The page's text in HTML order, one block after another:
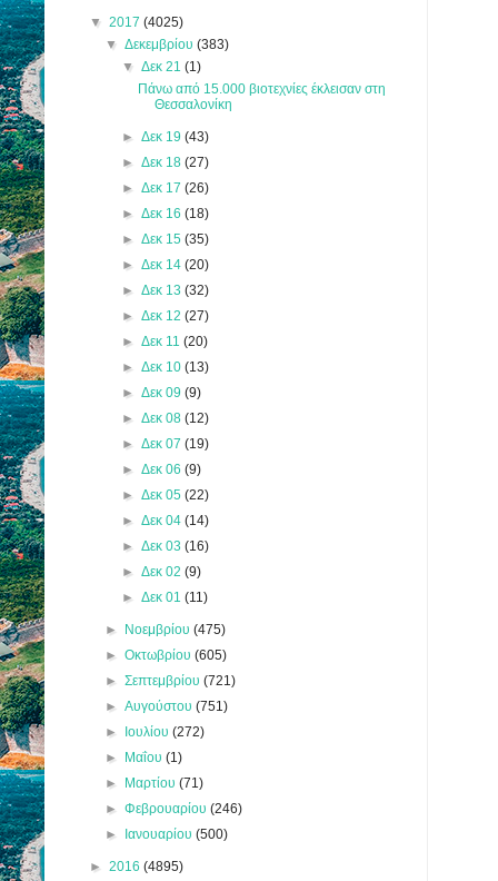
▼ 2017 (4025)
▼Δεκεμβρίου(383)
▼ Δεκ 21 (1)
Πάνω από 15.000 βιοτεχνίες έκλεισαν στη
Θεσσαλονίκη
► Δεκ 19 (43)
► Δεκ 18 (27)
► Δεκ 17 (26)
► Δεκ 16 (18)
► Δεκ 15 (35)
► Δεκ 14 (20)
► Δεκ 13 (32)
► Δεκ 12 (27)
► Δεκ 11 (20)
► Δεκ 10 (13)
► Δεκ 09 (9)
► Δεκ 08 (12)
► Δεκ 07 (19)
► Δεκ 06 (9)
► Δεκ 05 (22)
► Δεκ 04 (14)
► Δεκ 03 (16)
► Δεκ 02 (9)
► Δεκ 01 (11)
► Νοεμβρίου(475)
►Οκτωβρίου(605)
►Σεπτεμβρίου(721)
►Αυγούστου(751)
► Ιουλίου(272)
► Μαΐου(1)
► Μαρτίου(71)
►Φεβρουαρίου(246)
► Ιανουαρίου(500)
► 2016 (4895)